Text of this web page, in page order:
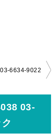
6634-9022
03-